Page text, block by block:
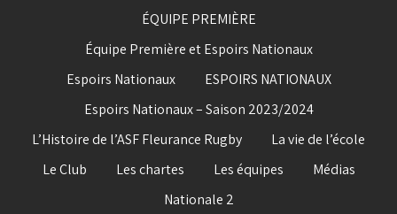
ÉQUIPE PREMIÈRE
Équipe Première et Espoirs Nationaux
Espoirs Nationaux
ESPOIRS NATIONAUX
Espoirs Nationaux – Saison 2023/2024
L’Histoire de l’ASF Fleurance Rugby
La vie de l’école
Le Club
Les chartes Les équipes
Médias
Nationale 2